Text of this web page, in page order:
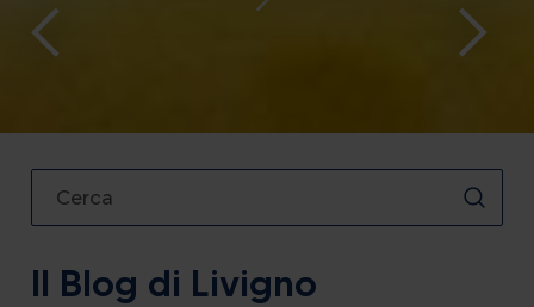
Il Blog di Livigno